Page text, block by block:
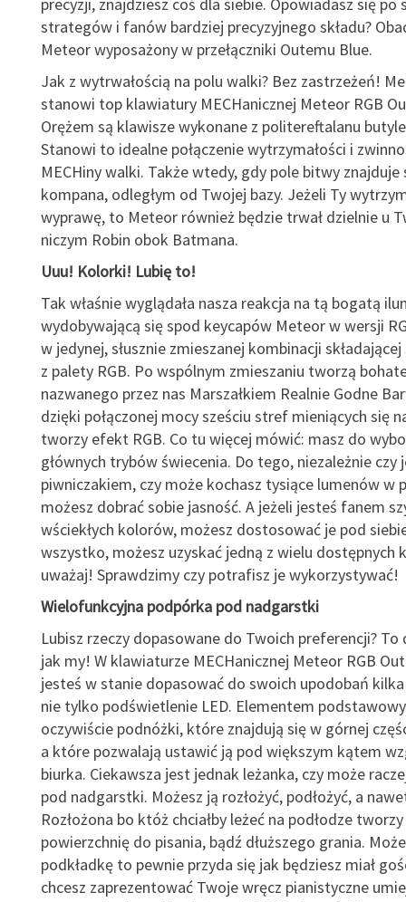
strategów i fanów bardziej precyzyjnego składu?
Meteor wyposażony w przełączniki Outemu Blue.
Jak z wytrwałością na polu walki? Bez zastrzeżeń!
stanowi top klawiatury MECHanicznej Meteor RGB
Orężem są klawisze wykonane z politereftalanu
Stanowi to idealne połączenie wytrzymałości i
MECHiny walki. Także wtedy, gdy pole bitwy znajduje
kompana, odległym od Twojej bazy. Jeżeli Ty
wyprawę, to Meteor również będzie trwał dzielnie u
niczym Robin obok Batmana.
Uuu! Kolorki! Lubię to!
Tak właśnie wyglądała nasza reakcja na tą bogatą
wydobywającą się spod keycapów Meteor w wersji
w jedynej, słusznie zmieszanej kombinacji
z palety RGB. Po wspólnym zmieszaniu tworzą
nazwanego przez nas Marszałkiem Realnie Godne
dzięki połączonej mocy sześciu stref mieniących się
tworzy efekt RGB. Co tu więcej mówić: masz do
głównych trybów świecenia. Do tego, niezależnie czy
piwniczakiem, czy może kochasz tysiące lumenów w
możesz dobrać sobie jasność. A jeżeli jesteś fanem
wściekłych kolorów, możesz dostosować je pod
wszystko, możesz uzyskać jedną z wielu dostępnych
uważaj! Sprawdzimy czy potrafisz je wykorzystywać!
Wielofunkcyjna podpórka pod nadgarstki
Lubisz rzeczy dopasowane do Twoich preferencji? To
jak my! W klawiaturze MECHanicznej Meteor RGB
jesteś w stanie dopasować do swoich upodobań
nie tylko podświetlenie LED. Elementem
oczywiście podnóżki, które znajdują się w górnej
a które pozwalają ustawić ją pod większym kątem
biurka. Ciekawsza jest jednak leżanka, czy może
pod nadgarstki. Możesz ją rozłożyć, podłożyć, a
Rozłożona bo któż chciałby leżeć na podłodze tworzy
powierzchnię do pisania, bądź dłuższego grania.
podkładkę to pewnie przyda się jak będziesz miał
chcesz zaprezentować Twoje wręcz pianistyczne